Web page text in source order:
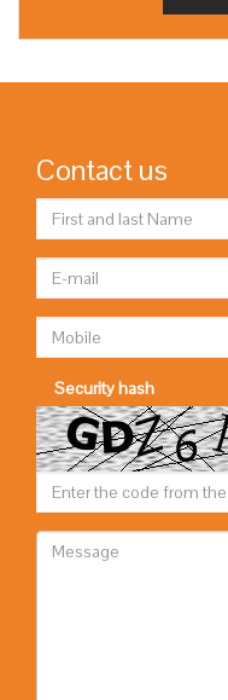
Contact us
Security hash